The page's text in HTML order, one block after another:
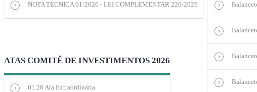
NOTA TÉCNICA 01/2026 - LEI COMPLEMENTAR 226/2026
ATAS COMITÊ DE INVESTIMENTOS 2026
01.26 Ata Extraordinária